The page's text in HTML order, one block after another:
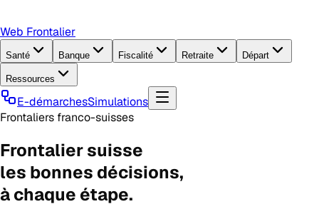
Web Frontalier
Santé Banque Fiscalité Retraite Départ
Ressources
E-démarchesSimulations
Frontaliers franco-suisses
Frontalier suisse
les bonnes décisions,
à chaque étape.